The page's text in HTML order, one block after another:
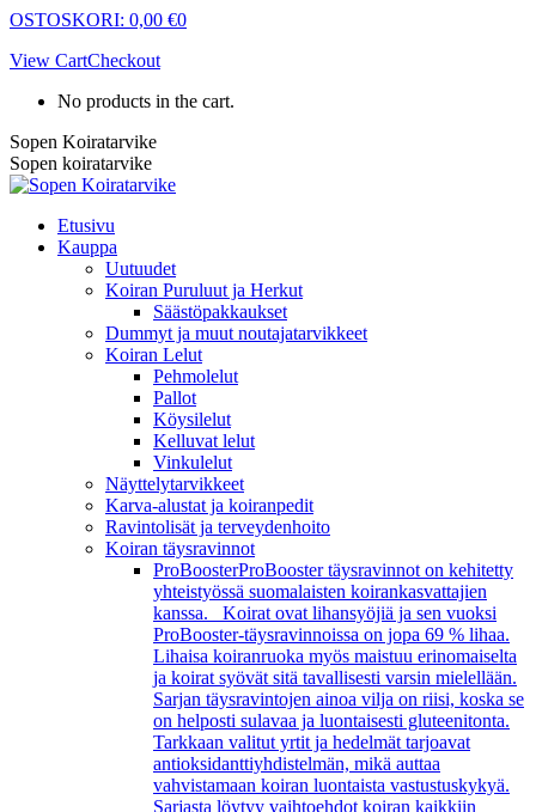
Skip
content
OSTOSKORI: 0,00 €0
View CartCheckout
No products in the cart.
Sopen Koiratarvike
Sopen koiratarvike
Etusivu
Kauppa
Uutuudet
Koiran Puruluut ja Herkut
Säästöpakkaukset
Dummyt ja muut noutajatarvikkeet
Koiran Lelut
Pehmolelut
Pallot
Köysilelut
Kelluvat lelut
Vinkulelut
Näyttelytarvikkeet
Karva-alustat ja koiranpedit
Ravintolisät ja terveydenhoito
Koiran täysravinnot
ProBoosterProBooster täysravinnot on kehitetty
yhteistyössä suomalaisten koirankasvattajien
kanssa. Koirat ovat lihansyöjiä ja sen vuoksi
ProBooster-täysravinnoissa on jopa 69 % lihaa.
Lihaisa koiranruoka myös maistuu erinomaiselta
ja koirat syövät sitä tavallisesti varsin mielellään.
Sarjan täysravintojen ainoa vilja on riisi, koska se
on helposti sulavaa ja luontaisesti gluteenitonta.
Tarkkaan valitut yrtit ja hedelmät tarjoavat
antioksidanttiyhdistelmän, mikä auttaa
vahvistamaan koiran luontaista vastustuskykyä.
Sarjasta löytyy vaihtoehdot koiran kaikkiin